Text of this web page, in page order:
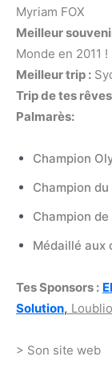
Myriam FOX
Meilleur
Monde en 2011 !
Meilleur trip :
Trip de tes
Palmarès:
Champion
Champion du
Champion
Médaillé aux
Tes Sponsors :
Solution,
> Son site web